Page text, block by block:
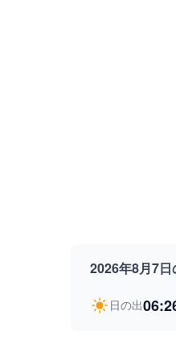
2026年8月7
日の出